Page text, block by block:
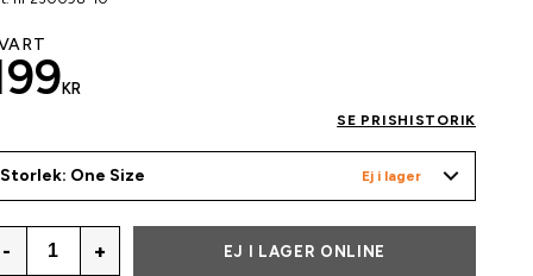
KR
SE PRISHISTORIK
Storlek: One Size Ej i lager
- + EJ I LAGER ONLINE